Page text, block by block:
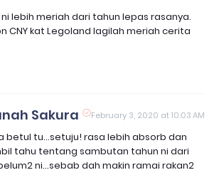
ni lebih meriah dari tahun lepas rasanya.
CNY kat Legoland lagilah meriah cerita
Sakura February 3, 2020 at 10:03 AM
betul tu...setuju! rasa lebih absorb dan
tahu tentang sambutan tahun ni dari
ni...sebab dah makin ramai rakan2